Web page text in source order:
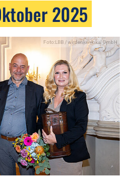
2025
Foto:LBB / wirdenkenlokal GmbH